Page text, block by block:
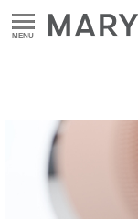
MENU